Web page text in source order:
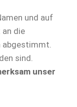
und auf
an die
abgestimmt.
sind.
unser